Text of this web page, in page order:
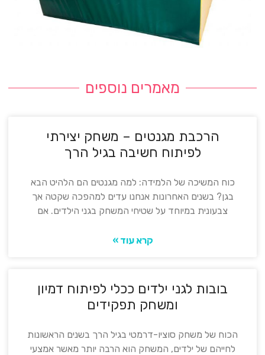
מאמרים נוספים
הרכבת מגנטים – משחק יצירתי
לפיתוח חשיבה בגיל הרך
כוח המשיכה של הלמידה: למה מגנטים הם הלהיט הבא
בגן? בשנים האחרונות אנחנו עדים למהפכה שקטה אך
צבעונית במיוחד על שטיחי המשחק בגני הילדים. אם
קרא עוד »
בובות לגני ילדים ככלי לפיתוח דמיון
ומשחק תפקידים
הכוח של משחק סוציו-דרמטי בגיל הרך בשנים הראשונות
לחייהם של ילדים, המשחק הוא הרבה יותר מאשר אמצעי